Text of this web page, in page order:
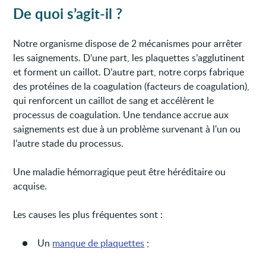
De quoi s’agit-il ?
Notre organisme dispose de 2 mécanismes pour arrêter
les saignements. D’une part, les plaquettes s’agglutinent
et forment un caillot. D’autre part, notre corps fabrique
des protéines de la coagulation (facteurs de coagulation),
qui renforcent un caillot de sang et accélèrent le
processus de coagulation. Une tendance accrue aux
saignements est due à un problème survenant à l'un ou
l’autre stade du processus.
Une maladie hémorragique peut être héréditaire ou
acquise.
Les causes les plus fréquentes sont :
Un manque de plaquettes ;